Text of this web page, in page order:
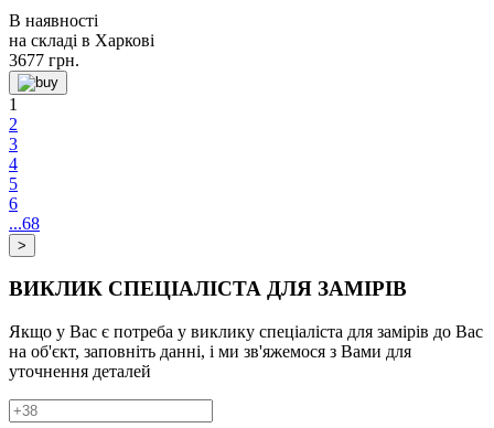
В наявності
на складі в Харкові
3677 грн.
1
2
3
4
5
6
...68
ВИКЛИК СПЕЦІАЛІСТА ДЛЯ ЗАМІРІВ
Якщо у Вас є потреба у виклику спеціаліста для замірів до Вас
на об'єкт, заповніть данні, і ми зв'яжемося з Вами для
уточнення деталей